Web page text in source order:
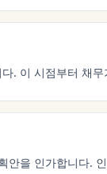
. 이 시점부터 채
안을 인가합니다.